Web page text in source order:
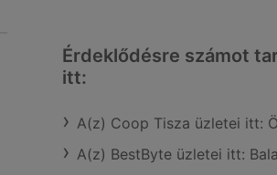
Érdeklődésre számot
itt:
A(z) Coop Tisza üzletei itt:
A(z) BestByte üzletei itt: